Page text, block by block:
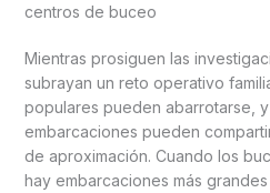
centros de buceo
Mientras prosiguen las
subrayan un reto operativo
populares pueden abarrotarse,
embarcaciones pueden
de aproximación. Cuando los
hay embarcaciones más